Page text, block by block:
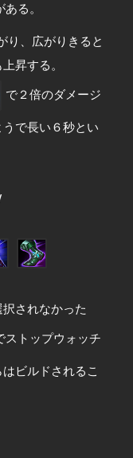
る。
り、広がりきると
昇する。
で２倍のダメージ
で長い６秒とい
されなかった
ストップウォッチ
ビルドされるこ